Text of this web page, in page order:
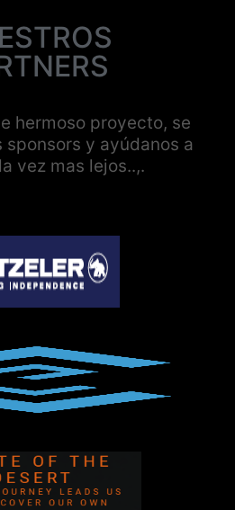
hermoso proyecto, se
sponsors y ayúdanos a
vez mas lejos..,.